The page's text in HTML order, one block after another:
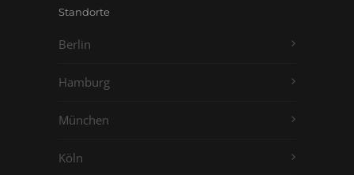
Standorte
Berlin
Hamburg
München
Köln